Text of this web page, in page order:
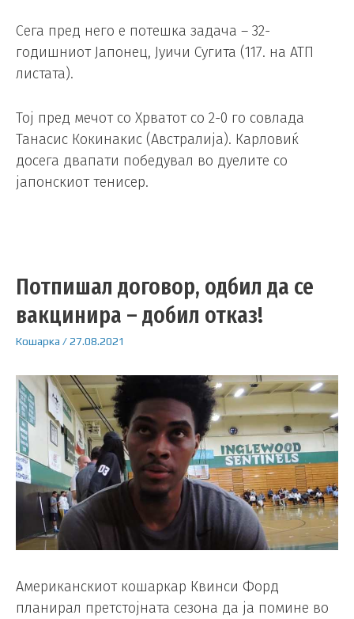
Сега пред него е потешка задача – 32-
годишниот Јапонец, Јуичи Сугита (117. на АТП
листата).
Тој пред мечот со Хрватот со 2-0 го совлада
Танасис Кокинакис (Австралија). Карловиќ
досега двапати победувал во дуелите со
јапонскиот тенисер.
Потпишал договор, одбил да се
вакцинира – добил отказ!
Кошарка /27.08.2021
Американскиот кошаркар Квинси Форд
планирал претстојната сезона да ја помине во